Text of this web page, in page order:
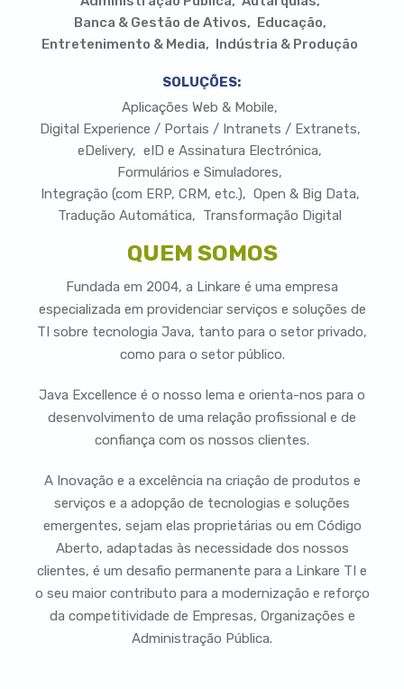
Banca & Gestão de Ativos
Educação
Entretenimento & Media
Indústria & Produção
SOLUÇÕES:
Aplicações Web & Mobile
Digital Experience / Portais / Intranets / Extranets
eDelivery
eID e Assinatura Electrónica
Formulários e Simuladores
Integração (com ERP, CRM, etc.)
Open & Big Data
Tradução Automática
Transformação Digital
QUEM SOMOS
Fundada em 2004, a Linkare é uma empresa
especializada em providenciar serviços e soluções de
TI sobre tecnologia Java, tanto para o setor privado,
como para o setor público.
Java Excellence é o nosso lema e orienta-nos para o
desenvolvimento de uma relação profissional e de
confiança com os nossos clientes.
A Inovação e a excelência na criação de produtos e
serviços e a adopção de tecnologias e soluções
emergentes, sejam elas proprietárias ou em Código
Aberto, adaptadas às necessidade dos nossos
clientes, é um desafio permanente para a Linkare TI e
o seu maior contributo para a modernização e reforço
da competitividade de Empresas, Organizações e
Administração Pública.